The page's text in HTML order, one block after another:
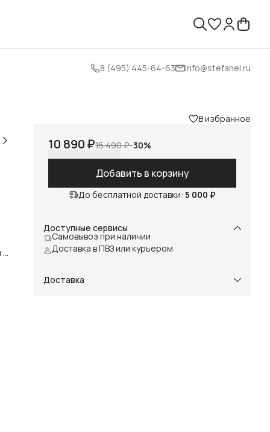
8 (495) 445-64-63 info@stefanel.ru
и
В избранное
10 890 ₽15 490 ₽−30%
Добавить в корзину
До бесплатной доставки: 5 000 ₽
Доступные сервисы
Самовывоз при наличии
Доставка в ПВЗ или курьером
Доставка